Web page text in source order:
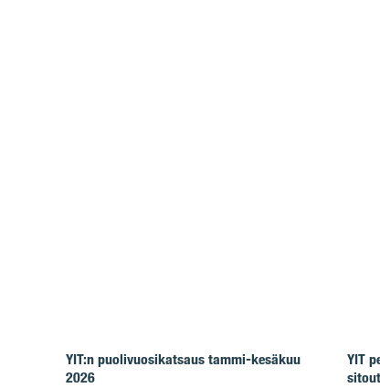
YIT:n puolivuosikatsaus tammi-kesäkuu
2026
YIT